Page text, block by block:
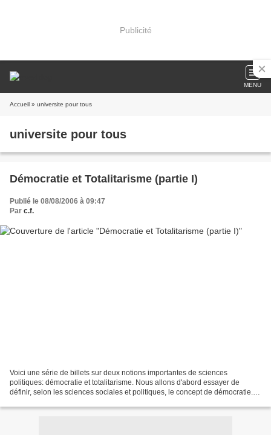
Publicité
MENU
Accueil » universite pour tous
universite pour tous
Démocratie et Totalitarisme (partie I)
Publié le 08/08/2006 à 09:47
Par c.f.
Voici une série de billets sur deux notions importantes de sciences
politiques: démocratie et totalitarisme. Nous allons d'abord essayer de
définir, selon les sciences sociales et politiques, le concept de démocratie. Il